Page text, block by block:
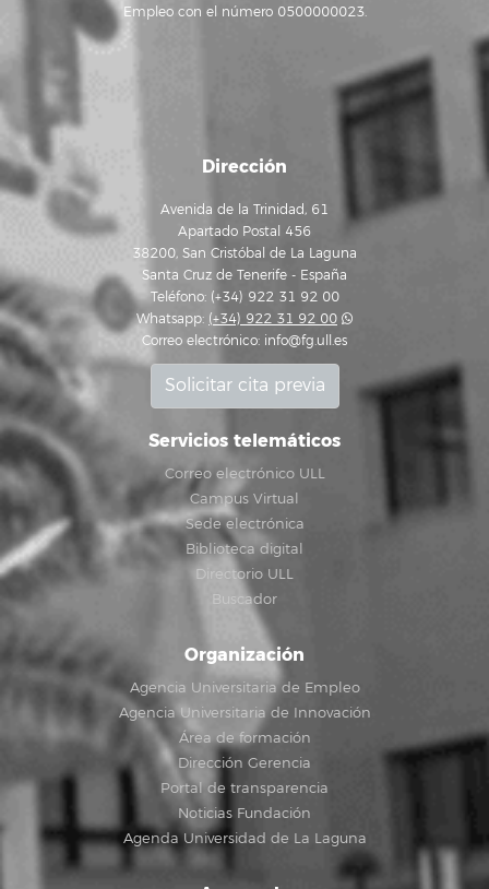
Empleo con el número 0500000023.
Dirección
Avenida de la Trinidad, 61
Apartado Postal 456
38200, San Cristóbal de La Laguna
Santa Cruz de Tenerife - España
Teléfono: (+34) 922 31 92 00
Whatsapp: (+34) 922 31 92 00
Correo electrónico: info@fg.ull.es
Solicitar cita previa
Servicios telemáticos
Correo electrónico ULL
Campus Virtual
Sede electrónica
Biblioteca digital
Directorio ULL
Buscador
Organización
Agencia Universitaria de Empleo
Agencia Universitaria de Innovación
Área de formación
Dirección Gerencia
Portal de transparencia
Noticias Fundación
Agenda Universidad de La Laguna